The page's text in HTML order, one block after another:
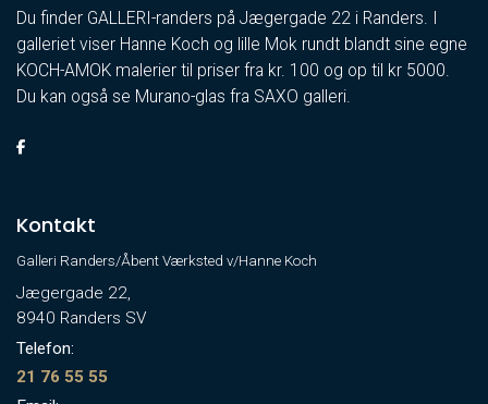
Du finder GALLERI-randers på Jægergade 22 i Randers. I
galleriet viser Hanne Koch og lille Mok rundt blandt sine egne
KOCH-AMOK malerier til priser fra kr. 100 og op til kr 5000.
Du kan også se Murano-glas fra SAXO galleri.
Kontakt
Galleri Randers/Åbent Værksted v/Hanne Koch
Jægergade 22,
8940 Randers SV
Telefon:
21 76 55 55